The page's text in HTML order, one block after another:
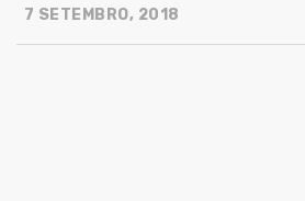
7 SETEMBRO, 2018